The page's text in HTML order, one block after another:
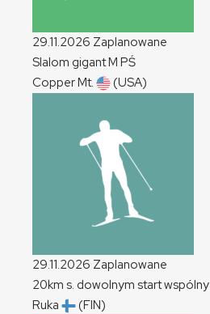
29.11.2026 Zaplanowane
Slalom gigantM PŚ
Copper Mt.
(USA)
29.11.2026 Zaplanowane
20km s. dowolnym start wspólny
Ruka
(FIN)